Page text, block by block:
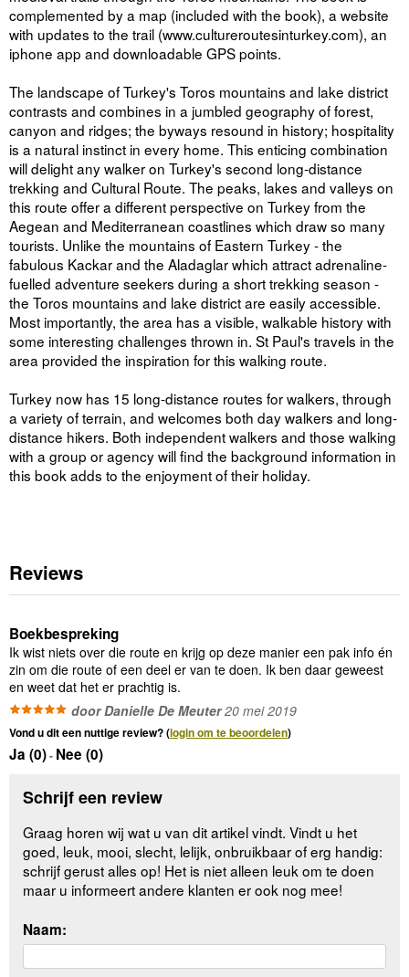
complemented by a map (included with the book), a website
with updates to the trail (www.cultureroutesinturkey.com), an
iphone app and downloadable GPS points.
The landscape of Turkey's Toros mountains and lake district
contrasts and combines in a jumbled geography of forest,
canyon and ridges; the byways resound in history; hospitality
is a natural instinct in every home. This enticing combination
will delight any walker on Turkey's second long-distance
trekking and Cultural Route. The peaks, lakes and valleys on
this route offer a different perspective on Turkey from the
Aegean and Mediterranean coastlines which draw so many
tourists. Unlike the mountains of Eastern Turkey - the
fabulous Kackar and the Aladaglar which attract adrenaline-
fuelled adventure seekers during a short trekking season -
the Toros mountains and lake district are easily accessible.
Most importantly, the area has a visible, walkable history with
some interesting challenges thrown in. St Paul's travels in the
area provided the inspiration for this walking route.
Turkey now has 15 long-distance routes for walkers, through
a variety of terrain, and welcomes both day walkers and long-
distance hikers. Both independent walkers and those walking
with a group or agency will find the background information in
this book adds to the enjoyment of their holiday.
Reviews
Boekbespreking
Ik wist niets over die route en krijg op deze manier een pak info én
zin om die route of een deel er van te doen. Ik ben daar geweest
en weet dat het er prachtig is.
door Danielle De Meuter20 mei 2019
Vond u dit een nuttige review? (login om te beoordelen)
Ja (0)- Nee (0)
Schrijf een review
Graag horen wij wat u van dit artikel vindt. Vindt u het
goed, leuk, mooi, slecht, lelijk, onbruikbaar of erg handig:
schrijf gerust alles op! Het is niet alleen leuk om te doen
maar u informeert andere klanten er ook nog mee!
Naam: